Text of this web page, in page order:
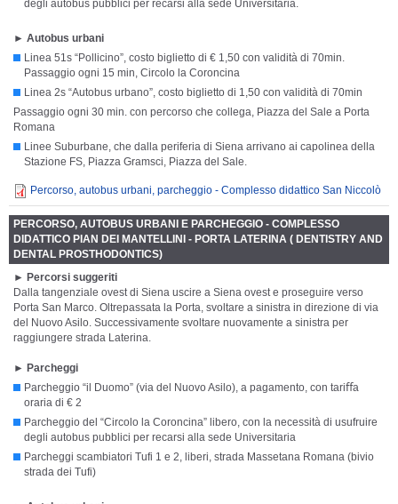
degli autobus pubblici per recarsi alla sede Universitaria.
► Autobus urbani
Linea 51s “Pollicino”, costo biglietto di € 1,50 con validità di 70min.
Passaggio ogni 15 min, Circolo la Coroncina
Linea 2s “Autobus urbano”, costo biglietto di 1,50 con validità di 70min
Passaggio ogni 30 min. con percorso che collega, Piazza del Sale a Porta
Romana
Linee Suburbane, che dalla periferia di Siena arrivano ai capolinea della
Stazione FS, Piazza Gramsci, Piazza del Sale.
Percorso, autobus urbani, parcheggio - Complesso didattico San Niccolò
PERCORSO, AUTOBUS URBANI E PARCHEGGIO - COMPLESSO
DIDATTICO PIAN DEI MANTELLINI - PORTA LATERINA ( DENTISTRY AND
DENTAL PROSTHODONTICS)
► Percorsi suggeriti
Dalla tangenziale ovest di Siena uscire a Siena ovest e proseguire verso
Porta San Marco. Oltrepassata la Porta, svoltare a sinistra in direzione di via
del Nuovo Asilo. Successivamente svoltare nuovamente a sinistra per
raggiungere strada Laterina.
► Parcheggi
Parcheggio “il Duomo” (via del Nuovo Asilo), a pagamento, con tariﬀa
oraria di € 2
Parcheggio del “Circolo la Coroncina” libero, con la necessità di usufruire
degli autobus pubblici per recarsi alla sede Universitaria
Parcheggi scambiatori Tufi 1 e 2, liberi, strada Massetana Romana (bivio
strada dei Tufi)